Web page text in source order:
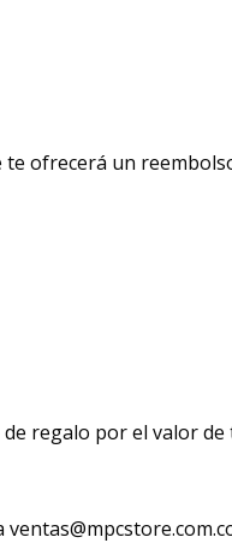
ofrecerá un
regalo por el valor de